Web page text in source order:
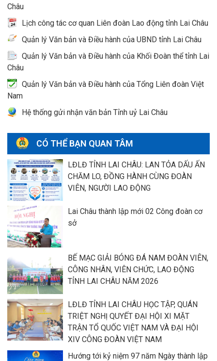
Châu
Lịch công tác cơ quan Liên đoàn Lao động tỉnh Lai Châu
Quản lý Văn bản và Điều hành của UBND tỉnh Lai Châu
Quản lý Văn bản và Điều hành của Khối Đoàn thể tỉnh Lai
Châu
Quản lý Văn bản và Điều hành của Tổng Liên đoàn Việt
Nam
Hệ thống gửi nhận văn bản Tỉnh uỷ Lai Châu
CÓ THỂ BẠN QUAN TÂM
LĐLĐ TỈNH LAI CHÂU: LAN TỎA DẤU ẤN
CHĂM LO, ĐỒNG HÀNH CÙNG ĐOÀN
VIÊN, NGƯỜI LAO ĐỘNG
Lai Châu thành lập mới 02 Công đoàn cơ
sở
BẾ MẠC GIẢI BÓNG ĐÁ NAM ĐOÀN VIÊN,
CÔNG NHÂN, VIÊN CHỨC, LAO ĐỘNG
TỈNH LAI CHÂU NĂM 2026
LĐLĐ TỈNH LAI CHÂU HỌC TẬP, QUÁN
TRIỆT NGHỊ QUYẾT ĐẠI HỘI XI MẶT
TRẬN TỔ QUỐC VIỆT NAM VÀ ĐẠI HỘI
XIV CÔNG ĐOÀN VIỆT NAM
Hướng tới kỷ niệm 97 năm Ngày thành lập